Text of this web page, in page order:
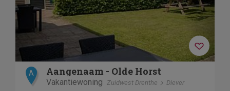
A Aangenaam - Olde Horst
Vakantiewoning Zuidwest Drenthe Diever